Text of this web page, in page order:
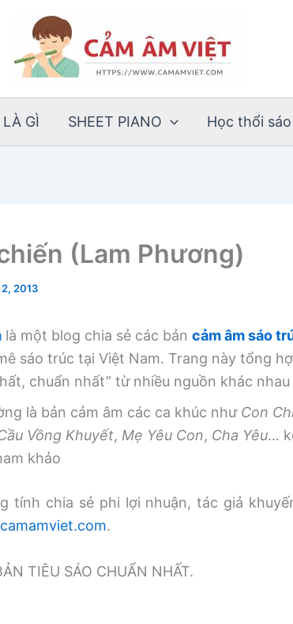
GÌ SHEET PIANO Học thổi sáo
(Lam Phương)
2013
là một blog chia sẻ các bản cảm âm sáo
sáo trúc tại Việt Nam. Trang này tổng
chuẩn nhất” từ nhiều nguồn khác nhau
là bản cảm âm các ca khúc như Con
Vồng Khuyết, Mẹ Yêu Con, Cha Yêu…
khảo
tính chia sẻ phi lợi nhuận, tác giả
camamviet.com.
TIÊU SÁO CHUẨN NHẤT.